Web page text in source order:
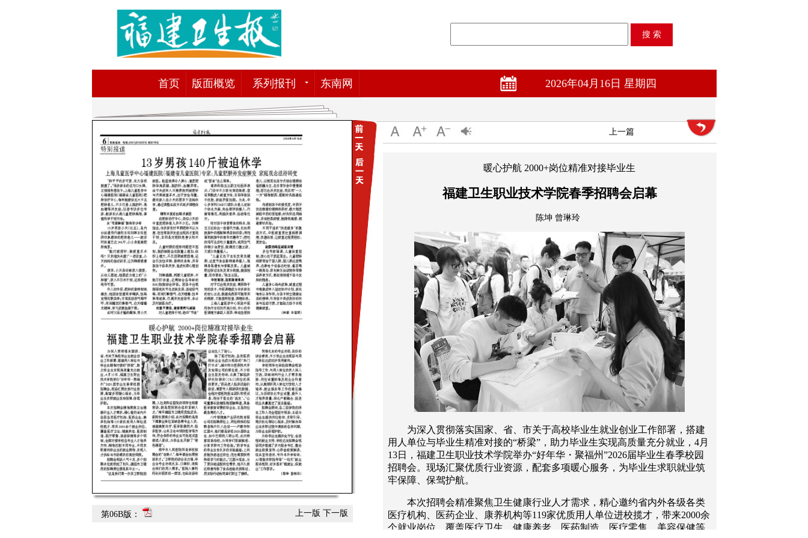
首页 版面概览 系列报刊 东南网 2026年04月16日 星期四
第06B版： 上一版 下一版
上一篇
暖心护航 2000+岗位精准对接毕业生
福建卫生职业技术学院春季招聘会启幕
陈坤 曾琳玲
为深入贯彻落实国家、省、市关于高校毕业生就业创业工作部署，搭建
用人单位与毕业生精准对接的“桥梁”，助力毕业生实现高质量充分就业，4月
13日，福建卫生职业技术学院举办“好年华・聚福州”2026届毕业生春季校园
招聘会。现场汇聚优质行业资源，配套多项暖心服务，为毕业生求职就业筑
牢保障、保驾护航。
本次招聘会精准聚焦卫生健康行业人才需求，精心邀约省内外各级各类
医疗机构、医药企业、康养机构等119家优质用人单位进校揽才，带来2000余
个就业岗位，覆盖医疗卫生、健康养老、医药制造、医疗零售、美容保健等